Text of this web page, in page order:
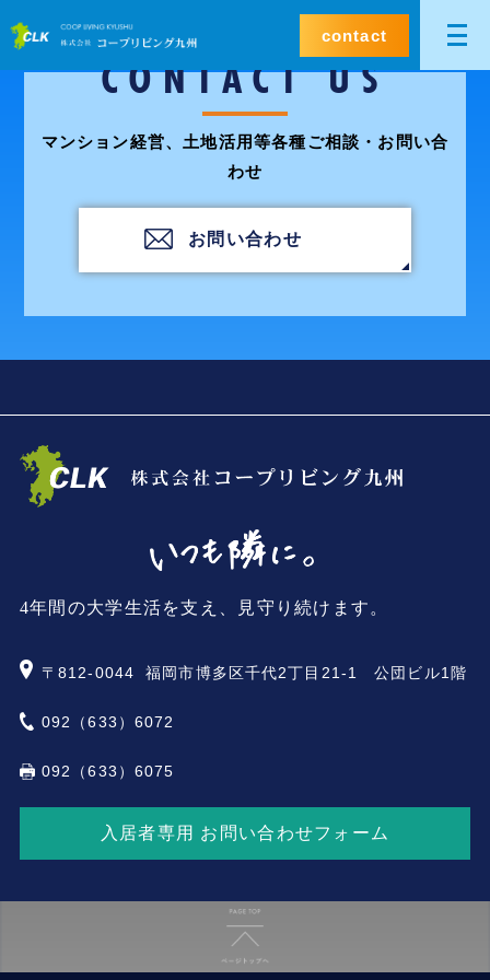
contact
CONTACT US
マンション経営、土地活用等各種ご相談・お問い合
わせ
お問い合わせ
4年間の大学生活を支え、見守り続けます。
〒812-0044 福岡市博多区千代2丁目21-1 公団ビル1階
092（633）6072
092（633）6075
入居者専用 お問い合わせフォーム